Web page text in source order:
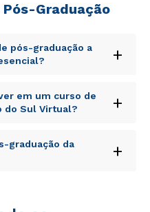
Graduação
pós-graduação a
+
iste natus error sit
laudantium,
quae ab illo inventore
voluptatem quia
aut fugit, sed quia
em um curso de
do Sul Virtual?
+
iste natus error sit
laudantium,
graduação da
+